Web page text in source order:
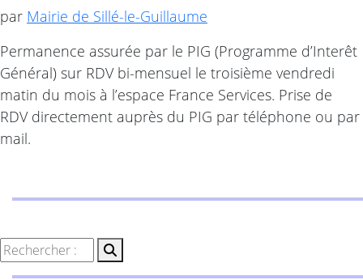
par Mairie de Sillé-le-Guillaume
Permanence assurée par le PIG (Programme d’Interêt
Général) sur RDV bi-mensuel le troisième vendredi
matin du mois à l’espace France Services. Prise de
RDV directement auprès du PIG par téléphone ou par
mail.